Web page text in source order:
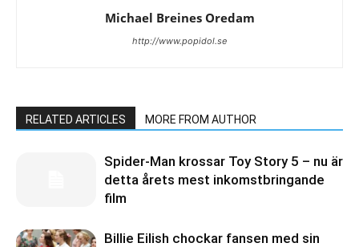
Michael Breines Oredam
http://www.popidol.se
RELATED ARTICLES MORE FROM AUTHOR
Spider-Man krossar Toy Story 5 – nu är
detta årets mest inkomstbringande
film
Billie Eilish chockar fansen med sin